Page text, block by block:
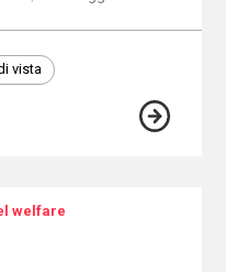
vista
welfare